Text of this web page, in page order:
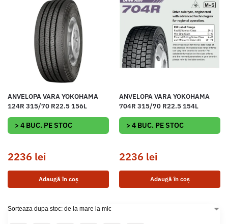
ANVELOPA VARA YOKOHAMA
124R 315/70 R22.5 156L
> 4 BUC. PE STOC
2236 lei
Adaugă în coș
ANVELOPA VARA YOKOHAMA
704R 315/70 R22.5 154L
> 4 BUC. PE STOC
2236 lei
Adaugă în coș